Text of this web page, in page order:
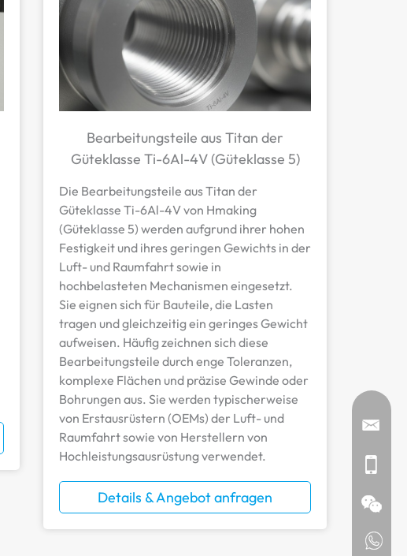
Bearbeitungsteile aus Titan der
Güteklasse Ti-6Al-4V (Güteklasse 5)
Die Bearbeitungsteile aus Titan der
Güteklasse Ti-6Al-4V von Hmaking
(Güteklasse 5) werden aufgrund ihrer hohen
Festigkeit und ihres geringen Gewichts in der
Luft- und Raumfahrt sowie in
hochbelasteten Mechanismen eingesetzt.
Sie eignen sich für Bauteile, die Lasten
tragen und gleichzeitig ein geringes Gewicht
aufweisen. Häufig zeichnen sich diese
Bearbeitungsteile durch enge Toleranzen,
komplexe Flächen und präzise Gewinde oder
Bohrungen aus. Sie werden typischerweise
von Erstausrüstern (OEMs) der Luft- und
Raumfahrt sowie von Herstellern von
Hochleistungsausrüstung verwendet.
Details & Angebot anfragen